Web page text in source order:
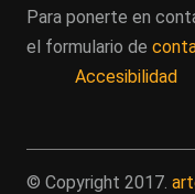
Para ponerte en
el formulario de
Accesibilidad
© Copyright 2017.